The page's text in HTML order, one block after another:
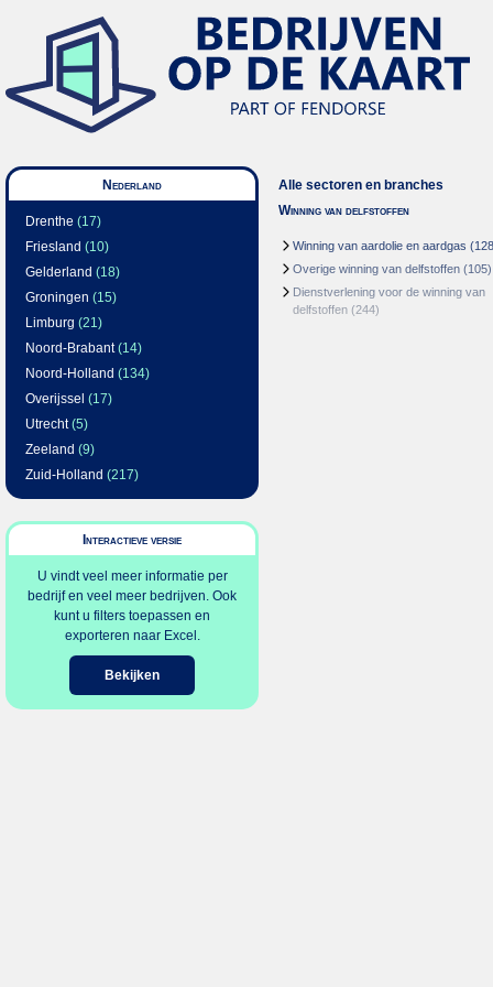
Nederland
Drenthe (17)
Friesland (10)
Gelderland (18)
Groningen (15)
Limburg (21)
Noord-Brabant(14)
Noord-Holland (134)
Overijssel (17)
Utrecht(5)
Zeeland (9)
Zuid-Holland (217)
Interactieve versie
U vindt veel meer informatie per
bedrijf en veel meer bedrijven. Ook
kunt u filters toepassen en
exporteren naar Excel.
Bekijken
Alle sectoren en branches
Winning van delfstoffen
Winning van aardolie en aardgas
Overige winning van delfstoffen (105)
Dienstverlening voor de winning van
delfstoffen (244)